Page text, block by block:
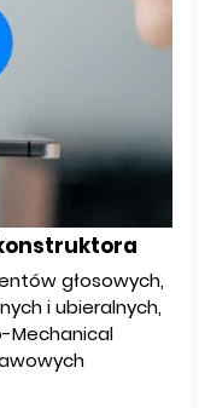
głosowych,
i ubieralnych,
Mechanical